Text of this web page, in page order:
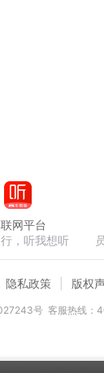
网平台
，听我想听
隐私政策 版权
号 客服热线：